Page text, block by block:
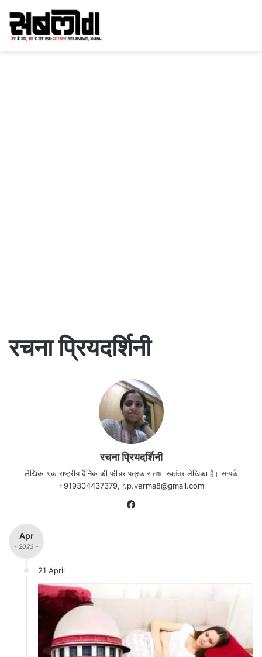
रचना प्रियदर्शिनी
रचना प्रियदर्शिनी
लेखिका एक राष्ट्रीय दैनिक की फीचर पत्रकार तथा स्वतंत्र लेखिका हैं। सम्पर्क
+919304437379, r.p.verma8@gmail.com
Facebook
Apr
- 2023 -
21 April